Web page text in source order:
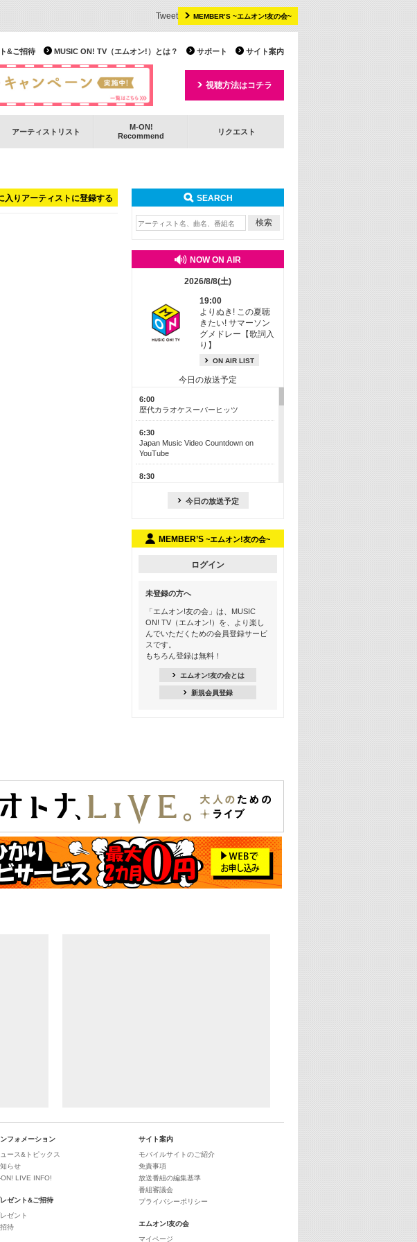
MEMBER’S ~エムオン!友の会~
Tweet
サイト案内
サポート
MUSIC ON! TV（エムオン!）とは？
&ご招待
視聴方法はコチラ
アーティストリスト
M-ON!
Recommend
リクエスト
りアーティストに登録する SEARCH
NOW ON AIR
2026/8/8(土)
19:00
よりぬき! この夏聴
きたい! サマーソン
グメドレー【歌詞入
り】
ON AIR LIST
今日の放送予定
6:00
歴代カラオケスーパーヒッツ
6:30
Japan Music Video Countdown on
YouTube
8:30
M-ON! カラオケカウントダウン 50
Official髭男dism特集
よりぬき! この夏聴きたい! サマーソン
グメドレー【歌詞入り】
21:00
季節を感じよう! シーズンソング特集
-8月編-【歌詞入り】
ージックビデオ特集
24:00
K-POP 第3世代特集
K-POP 第4世代特集
25:00
あのころヒッツ! 一挙5時間！
2021→2025年
今日の放送予定
MEMBER’S ~エムオン!友の会~
ログイン
未登録の方へ
「エムオン!友の会」は、MUSIC
ON! TV（エムオン!）を、より楽し
んでいただくための会員登録サービ
スです。
もちろん登録は無料！
エムオン!友の会とは
新規会員登録
フォメーション
ュース&トピックス
らせ
ON! LIVE INFO!
ゼント&ご招待
ゼント
待
サイト案内
モバイルサイトのご紹介
免責事項
放送番組の編集基準
番組審議会
プライバシーポリシー
エムオン!友の会
マイページ